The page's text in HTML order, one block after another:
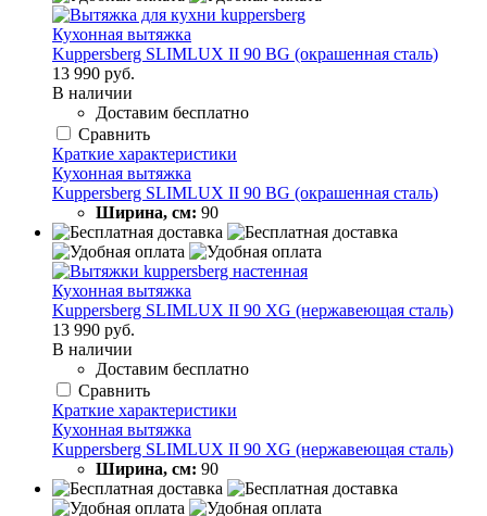
Кухонная вытяжка
Kuppersberg SLIMLUX II 90 BG (окрашенная сталь)
13 990 руб.
В наличии
Доставим бесплатно
Сравнить
Краткие характеристики
Кухонная вытяжка
Kuppersberg SLIMLUX II 90 BG (окрашенная сталь)
Ширина, см: 90
Кухонная вытяжка
Kuppersberg SLIMLUX II 90 XG (нержавеющая сталь)
13 990 руб.
В наличии
Доставим бесплатно
Сравнить
Краткие характеристики
Кухонная вытяжка
Kuppersberg SLIMLUX II 90 XG (нержавеющая сталь)
Ширина, см: 90